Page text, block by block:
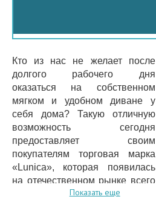
Кто из нас не желает после
долгого рабочего дня
оказаться на собственном
мягком и удобном диване у
себя дома? Такую отличную
возможность сегодня
предоставляет своим
покупателям торговая марка
«Lunica», которая появилась
на отечественном рынке всего
несколько лет назад и
Показать еще